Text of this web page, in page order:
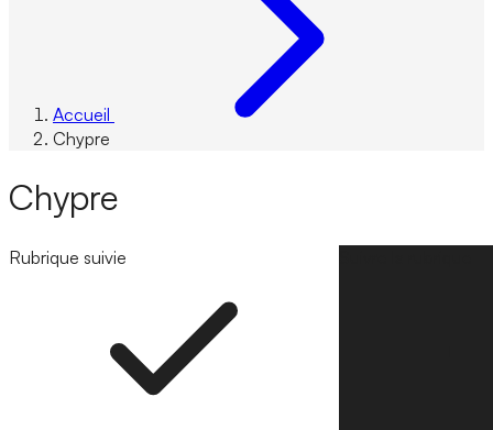
Accueil
Chypre
Chypre
Rubrique suivie